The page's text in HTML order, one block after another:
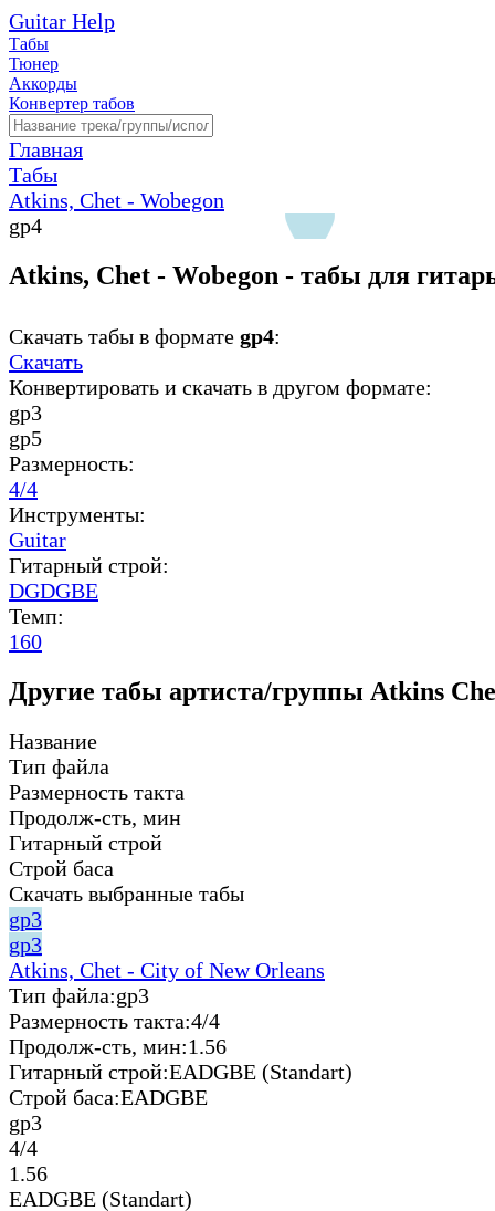
Guitar Help
Табы
Тюнер
Аккорды
Конвертер табов
Главная
Табы
Atkins, Chet - Wobegon
gp4
Atkins, Chet - Wobegon - табы для
Скачать табы в формате gp4:
Скачать
Конвертировать и скачать в другом формате:
gp3
gp5
Размерность:
4/4
Инструменты:
Guitar
Гитарный строй:
DGDGBE
Темп:
160
Другие табы артиста/группы Atkins
Название
Тип файла
Размерность такта
Продолж-сть, мин
Гитарный строй
Строй баса
Скачать выбранные табы
gp3
gp3
Atkins, Chet - City of New Orleans
Тип файла:gp3
Размерность такта:4/4
Продолж-сть, мин:1.56
Гитарный строй:EADGBE (Standart)
Строй баса:EADGBE
gp3
4/4
1.56
EADGBE (Standart)